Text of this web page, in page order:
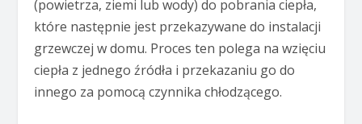
(powietrza, ziemi lub wody) do pobrania ciepła,
które następnie jest przekazywane do instalacji
grzewczej w domu. Proces ten polega na wzięciu
ciepła z jednego źródła i przekazaniu go do
innego za pomocą czynnika chłodzącego.